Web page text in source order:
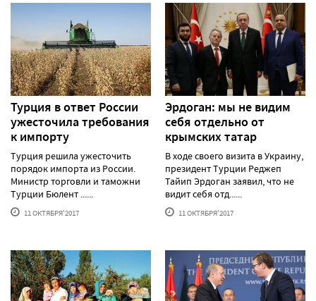
Турция в ответ России
ужесточила требования
к импорту
Турция решила ужесточить
порядок импорта из России.
Министр торговли и таможни
Турции Бюлент ......
11 ОКТЯБРЯ'2017
Эрдоган: мы не видим
себя отдельно от
крымских татар
В ходе своего визита в Украину,
президент Турции Реджеп
Тайип Эрдоган заявил, что не
видит себя отд......
11 ОКТЯБРЯ'2017